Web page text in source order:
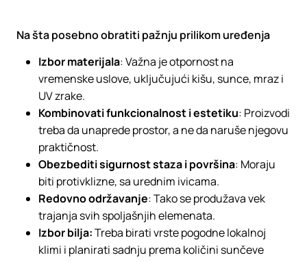
Na šta posebno obratiti pažnju prilikom uređenja
Izbor materijala: Važna je otpornost na
vremenske uslove, uključujući kišu, sunce, mraz i
UV zrake.
Kombinovati funkcionalnost i estetiku: Proizvodi
treba da unaprede prostor, a ne da naruše njegovu
praktičnost.
Obezbediti sigurnost staza i površina: Moraju
biti protivklizne, sa urednim ivicama.
Redovno održavanje: Tako se produžava vek
trajanja svih spoljašnjih elemenata.
Izbor bilja:Treba birati vrste pogodne lokalnoj
klimi i planirati sadnju prema količini sunčeve